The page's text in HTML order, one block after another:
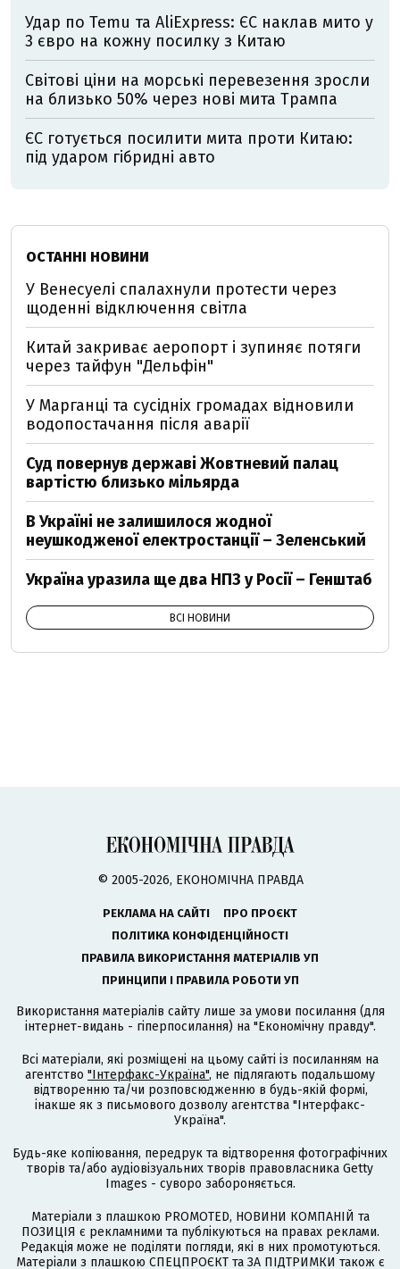
Удар по Temu та AliExpress: ЄС наклав мито у
3 євро на кожну посилку з Китаю
Світові ціни на морські перевезення зросли
на близько 50% через нові мита Трампа
ЄС готується посилити мита проти Китаю:
під ударом гібридні авто
ОСТАННІ НОВИНИ
У Венесуелі спалахнули протести через
щоденні відключення світла
Китай закриває аеропорт і зупиняє потяги
через тайфун "Дельфін"
У Марганці та сусідніх громадах відновили
водопостачання після аварії
Суд повернув державі Жовтневий палац
вартістю близько мільярда
В Україні не залишилося жодної
неушкодженої електростанції – Зеленський
Україна уразила ще два НПЗ у Росії – Генштаб
ВСІ НОВИНИ
© 2005-2026, ЕКОНОМІЧНА ПРАВДА
РЕКЛАМА НА САЙТІ
ПРО ПРОЄКТ
ПОЛІТИКА КОНФІДЕНЦІЙНОСТІ
ПРАВИЛА ВИКОРИСТАННЯ МАТЕРІАЛІВ УП
ПРИНЦИПИ І ПРАВИЛА РОБОТИ УП
Використання матеріалів сайту лише за умови посилання (для
інтернет-видань - гіперпосилання) на "Економічну правду".
Всі матеріали, які розміщені на цьому сайті із посиланням на
агентство "Інтерфакс-Україна", не підлягають подальшому
відтворенню та/чи розповсюдженню в будь-якій формі,
інакше як з письмового дозволу агентства "Інтерфакс-
Україна".
Будь-яке копіювання, передрук та відтворення фотографічних
творів та/або аудіовізуальних творів правовласника Getty
Images - суворо забороняється.
Матеріали з плашкою PROMOTED, НОВИНИ КОМПАНІЙ та
ПОЗИЦІЯ є рекламними та публікуються на правах реклами.
Редакція може не поділяти погляди, які в них промотуються.
Матеріали з плашкою СПЕЦПРОЄКТ та ЗА ПІДТРИМКИ також є